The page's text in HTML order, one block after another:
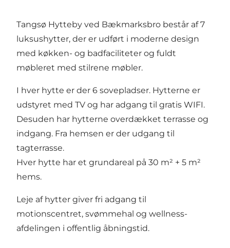
Tangsø Hytteby ved Bækmarksbro består af 7
luksushytter, der er udført i moderne design
med køkken- og badfaciliteter og fuldt
møbleret med stilrene møbler.
I hver hytte er der 6 sovepladser. Hytterne er
udstyret med TV og har adgang til gratis WIFI.
Desuden har hytterne overdækket terrasse og
indgang. Fra hemsen er der udgang til
tagterrasse.
Hver hytte har et grundareal på 30 m² + 5 m²
hems.
Leje af hytter giver fri adgang til
motionscentret, svømmehal og wellness-
afdelingen i offentlig åbningstid.